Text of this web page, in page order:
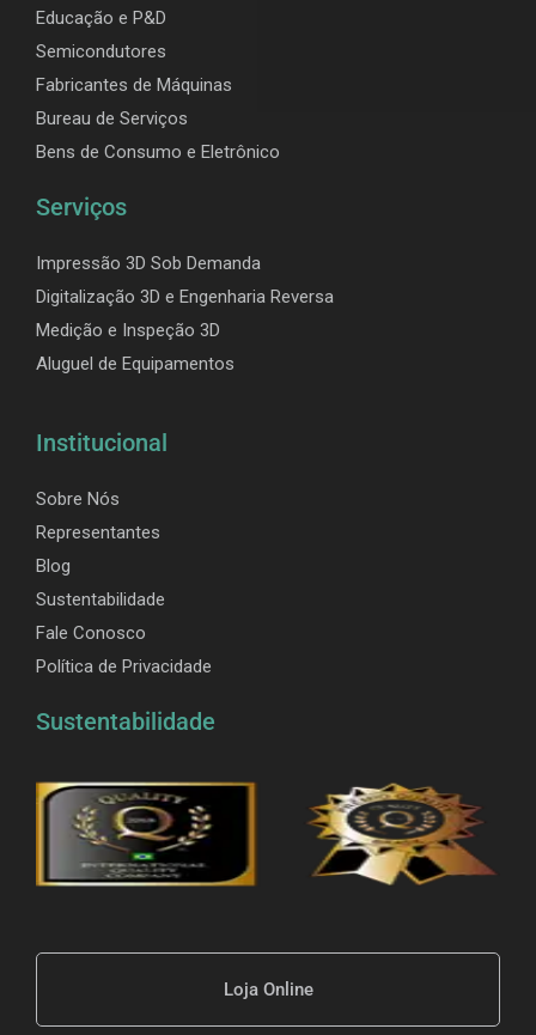
Educação e P&D
Semicondutores
Fabricantes de Máquinas
Bureau de Serviços
Bens de Consumo e Eletrônico
Serviços
Impressão 3D Sob Demanda
Digitalização 3D e Engenharia Reversa
Medição e Inspeção 3D
Aluguel de Equipamentos
Institucional
Sobre Nós
Representantes
Blog
Sustentabilidade
Fale Conosco
Política de Privacidade
Sustentabilidade
Loja Online